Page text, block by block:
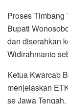
Proses Timbang
Bupati
dan diserahkan
Widirahmanto
Ketua Kwarcab
menjelaskan
se Jawa